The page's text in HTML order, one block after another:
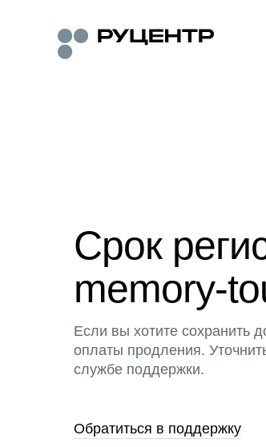
Срок
memory-
Если вы хотите сохранить
оплаты продления.
службе поддержки.
Обратиться в поддержку